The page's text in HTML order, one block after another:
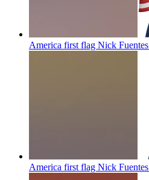
America first flag Nick Fuentes
America first flag Nick Fuentes